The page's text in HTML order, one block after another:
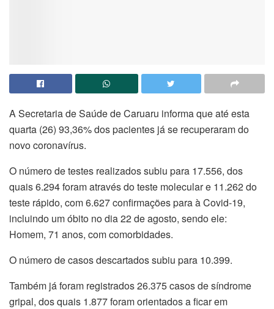
A Secretaria de Saúde de Caruaru informa que até esta
quarta (26) 93,36% dos pacientes já se recuperaram do
novo coronavírus.
O número de testes realizados subiu para 17.556, dos
quais 6.294 foram através do teste molecular e 11.262 do
teste rápido, com 6.627 confirmações para à Covid-19,
incluindo um óbito no dia 22 de agosto, sendo ele:
Homem, 71 anos, com comorbidades.
O número de casos descartados subiu para 10.399.
Também já foram registrados 26.375 casos de síndrome
gripal, dos quais 1.877 foram orientados a ficar em